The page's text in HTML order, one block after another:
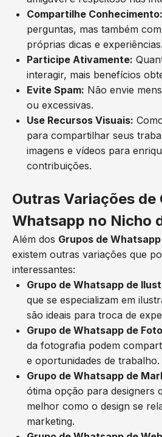
Compartilhe Conhecimento:
perguntas, mas também
próprias dicas e experiências.
Participe Ativamente:
interagir, mais benefícios
Evite Spam: Não envie
ou excessivas.
Use Recursos Visuais:
para compartilhar seus
imagens e vídeos para
contribuições.
Outras Variações de
Whatsapp no Nicho
Além dos Grupos de
existem outras variações que
interessantes:
Grupo de Whatsapp de
que se especializam em
são ideais para troca de
Grupo de Whatsapp de
da fotografia podem
e oportunidades de trabalho.
Grupo de Whatsapp de
ótima opção para designers
melhor como o design se
marketing.